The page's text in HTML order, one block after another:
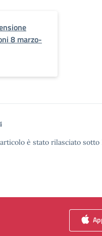
8 marzo-
è stato rilasciato